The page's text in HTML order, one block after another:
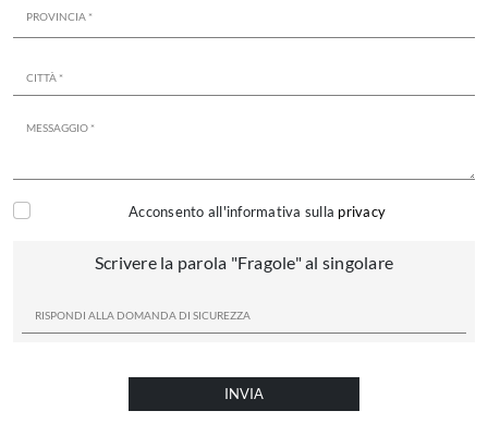
Acconsento all'informativa sulla privacy
Scrivere la parola "Fragole" al singolare
INVIA